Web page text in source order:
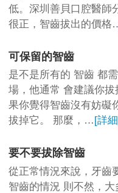
低。深圳善貝口腔醫師
很正，智齒拔出的價格
可保留的智齒
是不是所有的 智齒 都
場，他通常 會建議你
果你覺得智齒沒有妨礙
拔掉它。 那麼，…[詳
要不要拔除智齒
從正常情況來說，牙齒
智齒的情況 則不然，